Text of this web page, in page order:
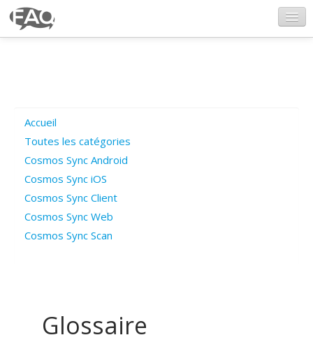
Poser une question
Questions ouvertes
Connexion
Accueil
Toutes les catégories
Cosmos Sync Android
Cosmos Sync iOS
Cosmos Sync Client
Cosmos Sync Web
Cosmos Sync Scan
Glossaire